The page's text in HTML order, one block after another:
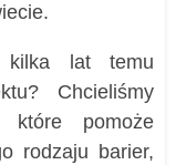
kilka lat temu
Chcieliśmy
które pomoże
rodzaju barier,